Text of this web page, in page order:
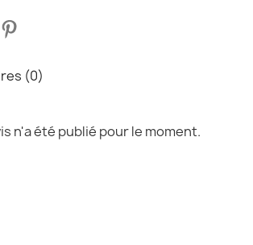
(0)
n'a été publié pour le moment.